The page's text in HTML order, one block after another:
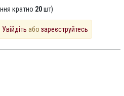
кратно 20шт)
Увійдіть або зареєструйтесь